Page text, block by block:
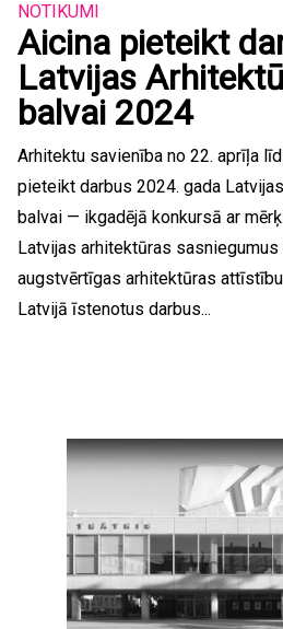
NOTIKUMI
Aicina pieteikt
Latvijas
balvai 2024
Arhitektu savienība no 22. aprīļa
pieteikt darbus 2024. gada
balvai — ikgadējā konkursā ar
Latvijas arhitektūras
augstvērtīgas arhitektūras
Latvijā īstenotus darbus...